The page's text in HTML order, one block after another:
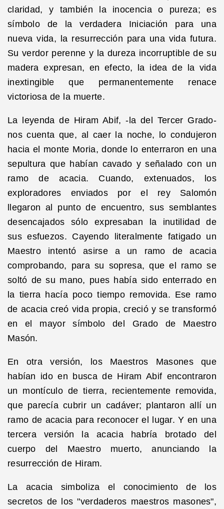
claridad, y también la inocencia o pureza; es
símbolo de la verdadera Iniciación para una
nueva vida, la resurrección para una vida futura.
Su verdor perenne y la dureza incorruptible de su
madera expresan, en efecto, la idea de la vida
inextingible que permanentemente renace
victoriosa de la muerte.
La leyenda de Hiram Abif, -la del Tercer Grado-
nos cuenta que, al caer la noche, lo condujeron
hacia el monte Moria, donde lo enterraron en una
sepultura que habían cavado y señalado con un
ramo de acacia. Cuando, extenuados, los
exploradores enviados por el rey Salomón
llegaron al punto de encuentro, sus semblantes
desencajados sólo expresaban la inutilidad de
sus esfuezos. Cayendo literalmente fatigado un
Maestro intentó asirse a un ramo de acacia
comprobando, para su sopresa, que el ramo se
soltó de su mano, pues había sido enterrado en
la tierra hacía poco tiempo removida. Ese ramo
de acacia creó vida propia, creció y se transformó
en el mayor símbolo del Grado de Maestro
Masón.
En otra versión, los Maestros Masones que
habían ido en busca de Hiram Abif encontraron
un montículo de tierra, recientemente removida,
que parecía cubrir un cadáver; plantaron allí un
ramo de acacia para reconocer el lugar. Y en una
tercera versión la acacia habría brotado del
cuerpo del Maestro muerto, anunciando la
resurrección de Hiram.
La acacia simboliza el conocimiento de los
secretos de los "verdaderos maestros masones",